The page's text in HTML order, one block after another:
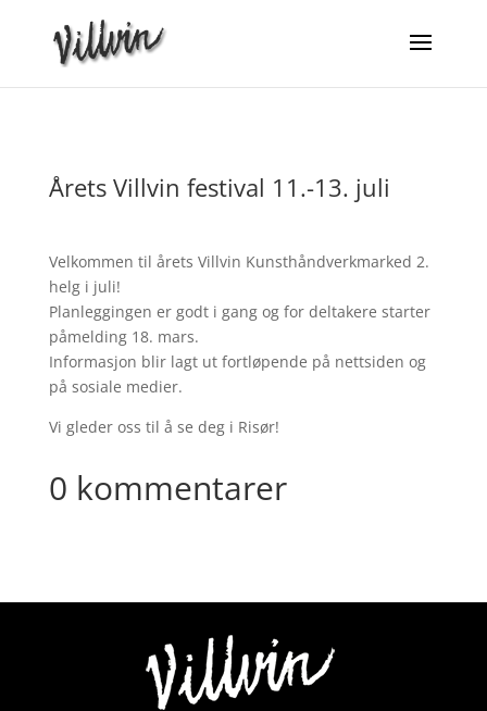
Årets Villvin festival 11.-13. juli
Velkommen til årets Villvin Kunsthåndverkmarked 2.
helg i juli!
Planleggingen er godt i gang og for deltakere starter
påmelding 18. mars.
Informasjon blir lagt ut fortløpende på nettsiden og
på sosiale medier.
Vi gleder oss til å se deg i Risør!
0 kommentarer